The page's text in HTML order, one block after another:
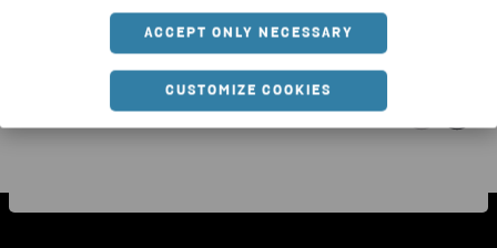
ACCEPT ONLY NECESSARY
CUSTOMIZE COOKIES
MP Plastkasse